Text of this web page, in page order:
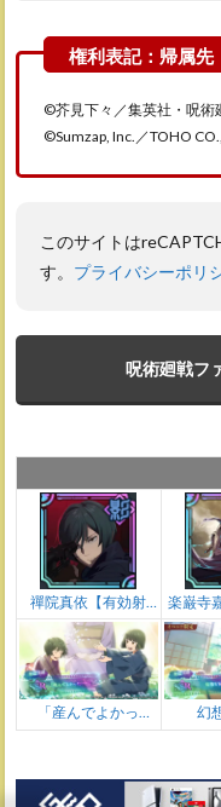
©芥見下々／集英社・呪術
©Sumzap, Inc.／TOHO CO.,
このサイトは
す。 プライバシーポリ
呪術廻戦フ
禪院真依【有効射
程】
楽巌寺
「産んでよかっ
幻